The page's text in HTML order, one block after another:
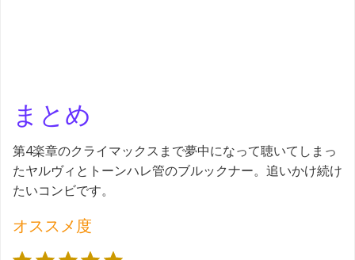
まとめ
第4楽章のクライマックスまで夢中になって聴いてしまっ
たヤルヴィとトーンハレ管のブルックナー。追いかけ続け
たいコンビです。
オススメ度